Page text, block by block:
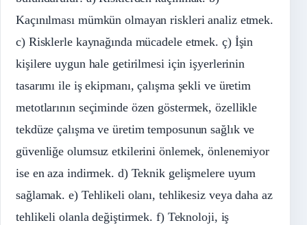
Kaçınılması mümkün olmayan riskleri analiz etmek.
c) Risklerle kaynağında mücadele etmek. ç) İşin
kişilere uygun hale getirilmesi için işyerlerinin
tasarımı ile iş ekipmanı, çalışma şekli ve üretim
metotlarının seçiminde özen göstermek, özellikle
tekdüze çalışma ve üretim temposunun sağlık ve
güvenliğe olumsuz etkilerini önlemek, önlenemiyor
ise en aza indirmek. d) Teknik gelişmelere uyum
sağlamak. e) Tehlikeli olanı, tehlikesiz veya daha az
tehlikeli olanla değiştirmek. f) Teknoloji, iş